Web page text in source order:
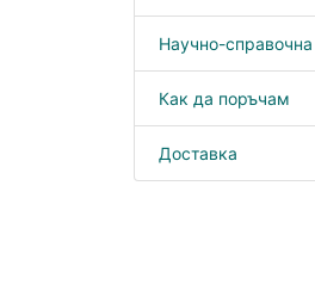
Научно-справочна
Как да поръчам
Доставка